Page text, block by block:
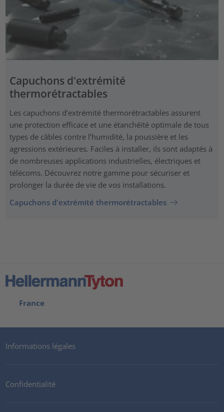
Capuchons d'extrémité
thermorétractables
Les capuchons d’extrémité thermorétractables assurent
une protection efficace et une étanchéité optimale de tous
types de câbles contre l’humidité, la poussière et les
agressions extérieures. Faciles à installer, ils sont adaptés à
de nombreuses applications industrielles, électriques et
télécoms. Découvrez notre gamme pour sécuriser et
prolonger la durée de vie de vos installations.
Capuchons d'extrémité thermorétractables
France
Informations légales
Confidentialité